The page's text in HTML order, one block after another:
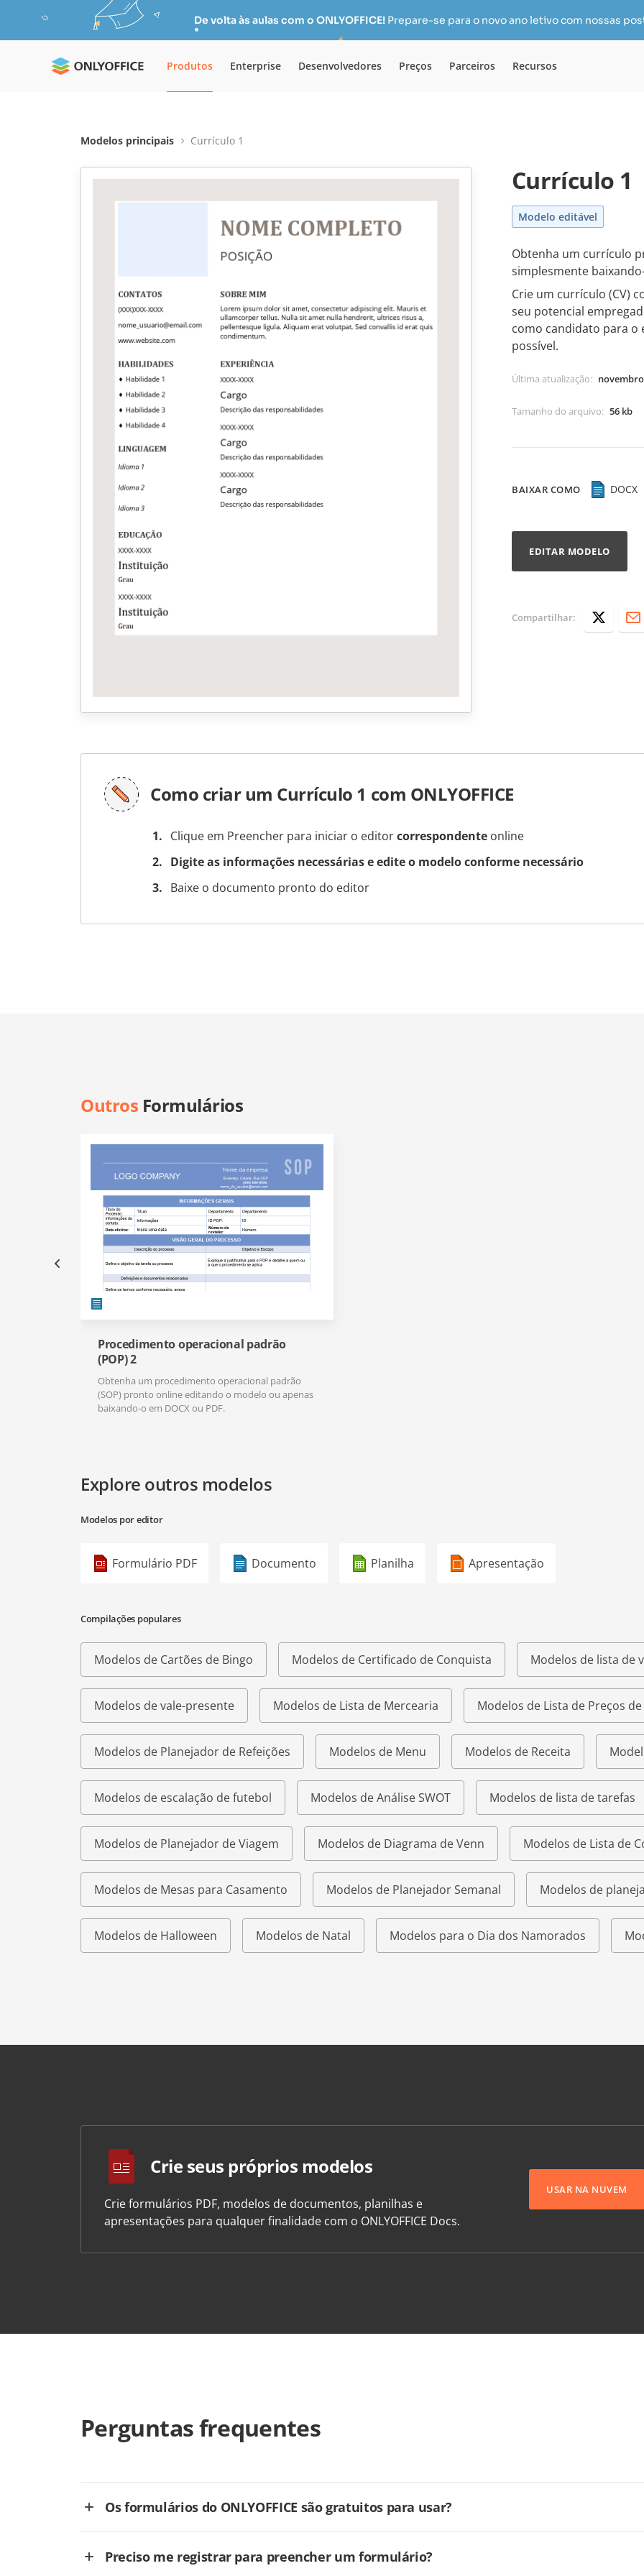
De volta às aulas com o ONLYOFFICE! Prepare-se para o novo ano letivo com nossas
Produtos Enterprise Desenvolvedores Preços Parceiros Recursos
Modelos principais Currículo 1
Currículo 1
Modelo editável
Obtenha um currículo
simplesmente
Crie um currículo (CV)
seu potencial
como candidato para o
possível.
Última atualização:
Tamanho do arquivo: 56 kb
BAIXAR COMO DOCX
EDITAR MODELO
Compartilhar:
Como criar um Currículo 1 com ONLYOFFICE
Clique em Preencher para iniciar o editorcorrespondente online
Digite as informações necessárias e edite o modelo conforme necessário
Baixe o documento pronto do editor
Outros Formulários
Procedimento operacional padrão
(POP) 2
Obtenha um procedimento operacional padrão
(SOP) pronto online editando o modelo ou apenas
baixando-o em DOCX ou PDF.
Explore outros modelos
Modelos por editor
Formulário PDF Documento Planilha Apresentação
Compilações populares
Modelos de Cartões de Bingo Modelos de Certificado de Conquista Modelos de lista de
Modelos de vale-presente Modelos de Lista de Mercearia Modelos de Lista de Preços
Modelos de Planejador de Refeições Modelos de Menu Modelos de Receita
Modelos de escalação de futebol Modelos de Análise SWOT Modelos de lista de tarefas
Modelos de Planejador de Viagem Modelos de Diagrama de Venn Modelos de Lista de
Modelos de Mesas para Casamento Modelos de Planejador Semanal Modelos de
Modelos de Halloween Modelos de Natal Modelos para o Dia dos Namorados
Crie seus próprios modelos
Crie formulários PDF, modelos de documentos, planilhas e
apresentações para qualquer finalidade com o ONLYOFFICE Docs.
USAR NA NUVEM
Perguntas frequentes
Os formulários do ONLYOFFICE são gratuitos para usar?
Preciso me registrar para preencher um formulário?